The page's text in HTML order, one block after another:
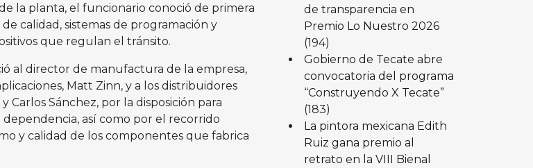
la planta, el funcionario conoció de primera
calidad, sistemas de programación y
que regulan el tránsito.
al director de manufactura de la empresa,
Matt Zinn, y a los distribuidores
Carlos Sánchez, por la disposición para
así como por el recorrido
y calidad de los componentes que fabrica
de transparencia en
Premio Lo Nuestro 2026
(194)
Gobierno de Tecate abre
convocatoria del programa
“Construyendo X Tecate”
(183)
La pintora mexicana Edith
Ruiz gana premio al
retrato en la VIII Bienal